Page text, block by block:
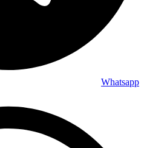
Whatsapp